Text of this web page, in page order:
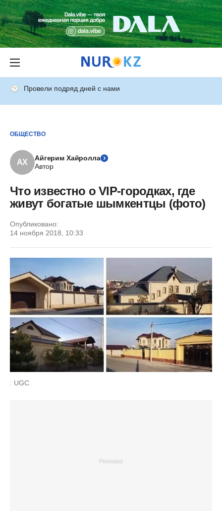
Провели подряд дней с нами
ОБЩЕСТВО
АХ
Айгерим Хайролла
Автор
Что известно о VIP-городках, где
живут богатые шымкентцы (фото)
Опубликовано:
14 ноября 2018, 10:33
: UGC